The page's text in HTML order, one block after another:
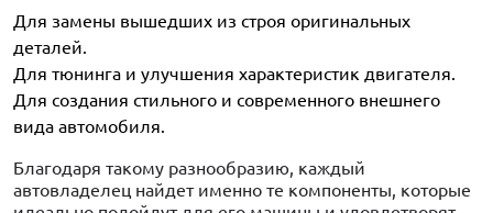
Для замены вышедших из строя оригинальных
деталей.
Для тюнинга и улучшения характеристик двигателя.
Для создания стильного и современного внешнего
вида автомобиля.
Благодаря такому разнообразию, каждый
автовладелец найдет именно те компоненты, которые